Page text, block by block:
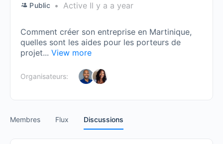
Public Active Il y a a year
Comment créer son entreprise en Martinique,
quelles sont les aides pour les porteurs de
projet... View more
Organisateurs:
Membres Flux Discussions